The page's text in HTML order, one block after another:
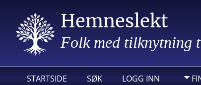
Hemneslekt
Folk med tilknytning
STARTSIDE SØK LOGG INN